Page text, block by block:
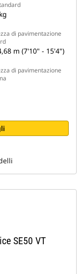
di pavimentazione
m (7'10" - 15'4")
di pavimentazione
SE50 VT